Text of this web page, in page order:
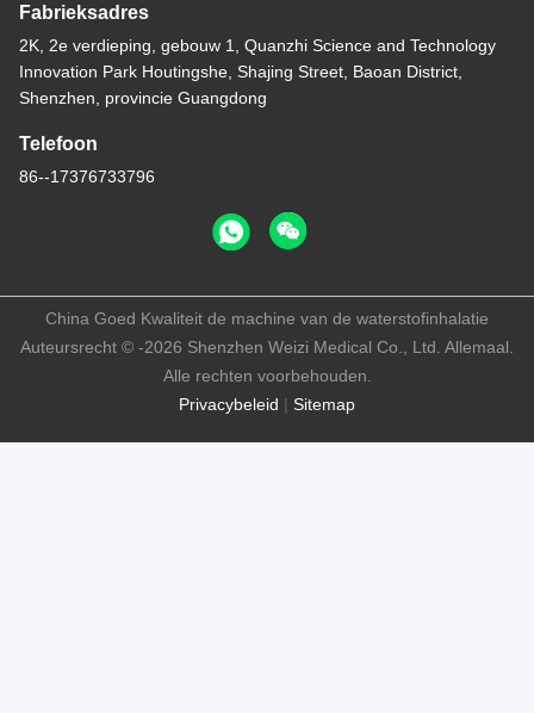
Fabrieksadres
2K, 2e verdieping, gebouw 1, Quanzhi Science and Technology
Innovation Park Houtingshe, Shajing Street, Baoan District,
Shenzhen, provincie Guangdong
Telefoon
86--17376733796
Privacybeleid | Sitemap
China Goed Kwaliteit de machine van de waterstofinhalatie
Auteursrecht © -2026 Shenzhen Weizi Medical Co., Ltd. Allemaal.
Alle rechten voorbehouden.